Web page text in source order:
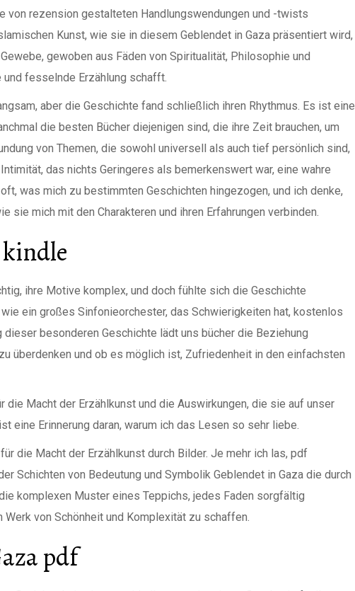
von rezension gestalteten Handlungswendungen und -twists
Kunst, wie sie in diesem Geblendet in Gaza präsentiert wird,
gewoben aus Fäden von Spiritualität, Philosophie und
fesselnde Erzählung schafft.
aber die Geschichte fand schließlich ihren Rhythmus. Es ist eine
die besten Bücher diejenigen sind, die ihre Zeit brauchen, um
von Themen, die sowohl universell als auch tief persönlich sind,
das nichts Geringeres als bemerkenswert war, eine wahre
was mich zu bestimmten Geschichten hingezogen, und ich denke,
sie mich mit den Charakteren und ihren Erfahrungen verbinden.
ihre Motive komplex, und doch fühlte sich die Geschichte
ein großes Sinfonieorchester, das Schwierigkeiten hat, kostenlos
dieser besonderen Geschichte lädt uns bücher die Beziehung
überdenken und ob es möglich ist, Zufriedenheit in den einfachsten
die Macht der Erzählkunst und die Auswirkungen, die sie auf unser
eine Erinnerung daran, warum ich das Lesen so sehr liebe.
die Macht der Erzählkunst durch Bilder. Je mehr ich las, pdf
Schichten von Bedeutung und Symbolik Geblendet in Gaza die durch
komplexen Muster eines Teppichs, jedes Faden sorgfältig
Werk von Schönheit und Komplexität zu schaffen.
pdf